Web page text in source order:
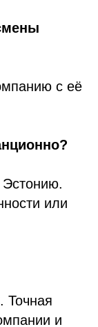
с её
или
Точная
и